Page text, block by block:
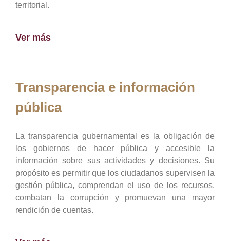
territorial.
Ver más
Transparencia e información
pública
La transparencia gubernamental es la obligación de
los gobiernos de hacer pública y accesible la
información sobre sus actividades y decisiones. Su
propósito es permitir que los ciudadanos supervisen la
gestión pública, comprendan el uso de los recursos,
combatan la corrupción y promuevan una mayor
rendición de cuentas.